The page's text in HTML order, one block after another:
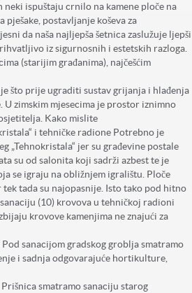
ispuštaju crnilo na kamene ploče na
pješake, postavljanje koševa za
da naša najljepša šetnica zaslužuje ljepši
iz sigurnosnih i estetskih razloga.
(starijim građanima), najčešćim
što prije ugraditi sustav grijanja i hlađenja
U zimskim mjesecima je prostor iznimno
Kako mislite
i tehničke radione Potrebno je
„Tehnokristala“ jer su građevine postale
su od salonita koji sadrži azbest te je
se igraju na obližnjem igralištu. Ploče
tada su najopasnije. Isto tako pod hitno
(10) krovova u tehničkoj radioni
krovove kamenjima ne znajući za
Pod sanacijom gradskog groblja smatramo
i sadnja odgovarajuće hortikulture,
smatramo sanaciju starog